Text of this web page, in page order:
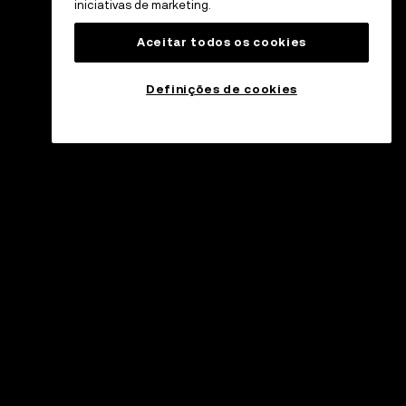
iniciativas de marketing.
Aceitar todos os cookies
Definições de cookies